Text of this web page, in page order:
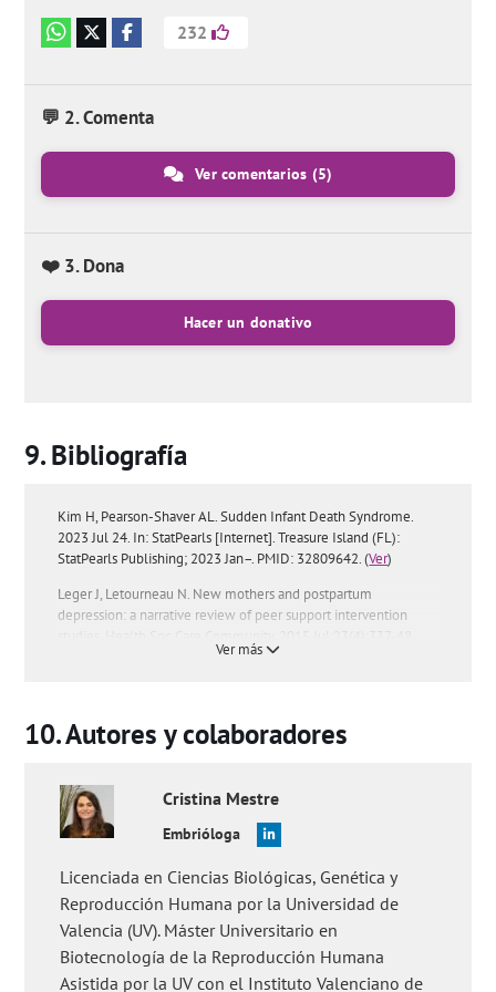
232
💬 2. Comenta
Ver comentarios (5)
❤️ 3. Dona
Hacer un donativo
Bibliografía
Kim H, Pearson-Shaver AL. Sudden Infant Death Syndrome.
2023 Jul 24. In: StatPearls [Internet]. Treasure Island (FL):
StatPearls Publishing; 2023 Jan–. PMID: 32809642. (Ver)
Leger J, Letourneau N. New mothers and postpartum
depression: a narrative review of peer support intervention
doi: 10.1111/hsc.12125. Epub 2014 Oct 27. PMID: 25346377.
Lauf AP. Do New Mothers Understand the Risk Factors for
Maternal Mortality? MCN Am J Matern Child Nurs. 2018
10.1097/NMC.0000000000000434. PMID: 29553947. (
Paladine HL, Blenning CE, Strangas Y. Postpartum Care: An
15;100(8):485-491. PMID: 31613576. (Ver)
Priyadarshi M, Balachander B, Sankar MJ. Effect of sleep position
in term healthy newborns on sudden infant death syndrome
and other infant outcomes: A systematic review. J Glob Health.
2022 Jul 16;12:12001. doi: 10.7189/jogh.12.12001. PMID:
Ver más
Autores y colaboradores
Cristina Mestre
Embrióloga
Licenciada en Ciencias Biológicas, Genética y
Reproducción Humana por la Universidad de
Valencia (UV). Máster Universitario en
Biotecnología de la Reproducción Humana
Asistida por la UV con el Instituto Valenciano de